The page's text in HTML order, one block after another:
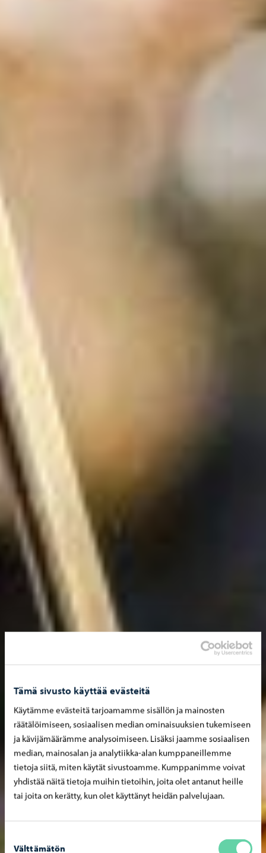
Tämä sivusto käyttää evästeitä
Käytämme evästeitä tarjoamamme sisällön ja mainosten
räätälöimiseen, sosiaalisen median ominaisuuksien tukemiseen
ja kävijämäärämme analysoimiseen. Lisäksi jaamme sosiaalisen
median, mainosalan ja analytiikka-alan kumppaneillemme
tietoja siitä, miten käytät sivustoamme. Kumppanimme voivat
yhdistää näitä tietoja muihin tietoihin, joita olet antanut heille
tai joita on kerätty, kun olet käyttänyt heidän palvelujaan.
Välttämätön